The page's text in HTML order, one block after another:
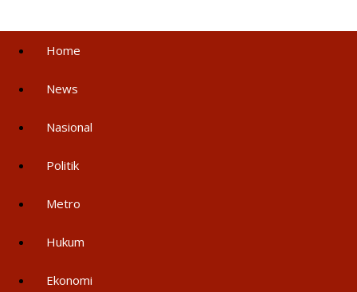
Home
News
Nasional
Politik
Metro
Hukum
Ekonomi